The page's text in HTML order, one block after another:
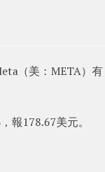
（美：META）有
報178.67美元。